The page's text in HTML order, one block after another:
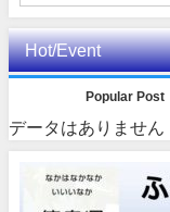
Hot/Event
Popular Post
データはありません